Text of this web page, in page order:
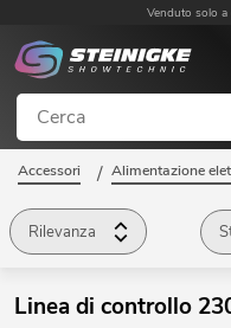
Venduto solo
Accessori / Alimentazione
Rilevanza
Linea di controllo